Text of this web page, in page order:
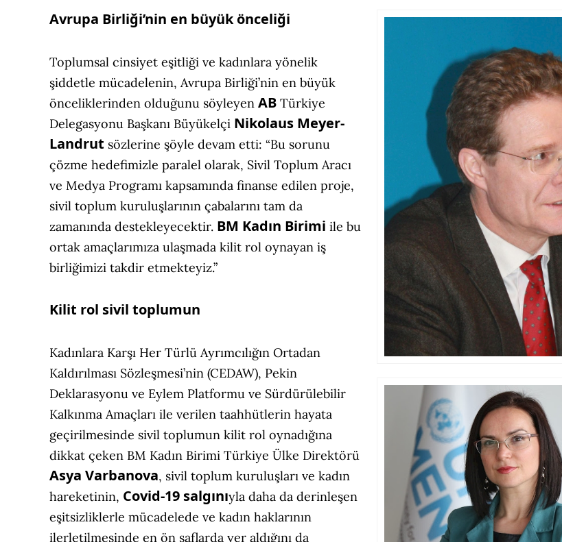
Avrupa Birliği’nin en büyük önceliği
Toplumsal cinsiyet eşitliği ve kadınlara yönelik
şiddetle mücadelenin, Avrupa Birliği’nin en büyük
önceliklerinden olduğunu söyleyen AB Türkiye
Delegasyonu Başkanı Büyükelçi Nikolaus Meyer-
Landrut sözlerine şöyle devam etti: “Bu sorunu
çözme hedefimizle paralel olarak, Sivil Toplum Aracı
ve Medya Programı kapsamında finanse edilen proje,
sivil toplum kuruluşlarının çabalarını tam da
zamanında destekleyecektir. BM Kadın Birimi ile bu
ortak amaçlarımıza ulaşmada kilit rol oynayan iş
birliğimizi takdir etmekteyiz.”
Kilit rol sivil toplumun
Kadınlara Karşı Her Türlü Ayrımcılığın Ortadan
Kaldırılması Sözleşmesi’nin (CEDAW), Pekin
Deklarasyonu ve Eylem Platformu ve Sürdürülebilir
Kalkınma Amaçları ile verilen taahhütlerin hayata
geçirilmesinde sivil toplumun kilit rol oynadığına
dikkat çeken BM Kadın Birimi Türkiye Ülke Direktörü
Asya Varbanova, sivil toplum kuruluşları ve kadın
hareketinin, Covid-19 salgınıyla daha da derinleşen
eşitsizliklerle mücadelede ve kadın haklarının
ilerletilmesinde en ön saflarda yer aldığını da